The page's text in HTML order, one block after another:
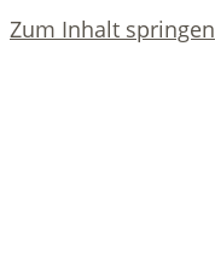
Zum Inhalt springen